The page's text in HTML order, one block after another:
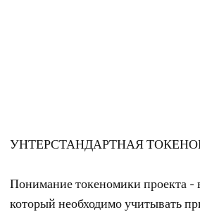
УНТЕРСТАНДАРТНАЯ
Понимание токеномики проекта -
который необходимо учитывать